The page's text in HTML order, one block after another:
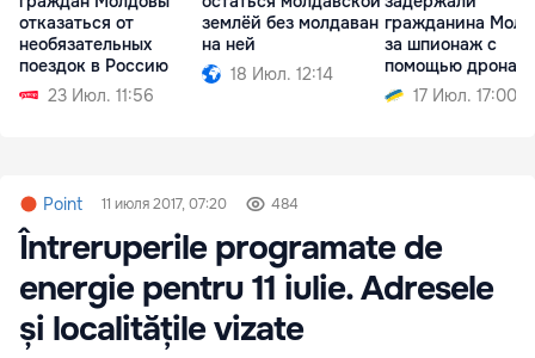
отказаться от
необязательных
поездок в Россию
23 Июл. 11:56
землёй без молдаван
на ней
18 Июл. 12:14
гражданина
за шпионаж с
помощью дрона
17 Июл. 17:00
Point 11 июля 2017, 07:20 484
Întreruperile programate de
energie pentru 11 iulie. Adresele
și localitățile vizate